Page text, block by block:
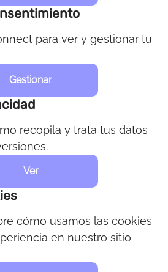
para ver y gestionar tu
Gestionar
recopila y trata tus datos
Ver
cómo usamos las cookies
en nuestro sitio